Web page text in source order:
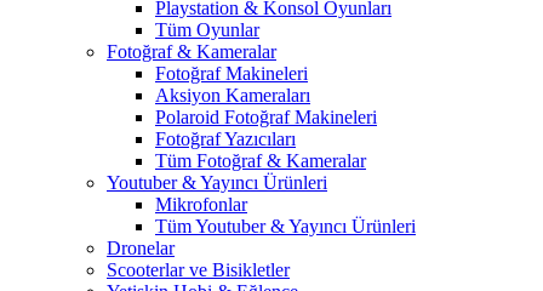
Playstation & Konsol Oyunları
Tüm Oyunlar
Fotoğraf & Kameralar
Fotoğraf Makineleri
Aksiyon Kameraları
Polaroid Fotoğraf Makineleri
Fotoğraf Yazıcıları
Tüm Fotoğraf & Kameralar
Youtuber & Yayıncı Ürünleri
Mikrofonlar
Tüm Youtuber & Yayıncı Ürünleri
Dronelar
Scooterlar ve Bisikletler